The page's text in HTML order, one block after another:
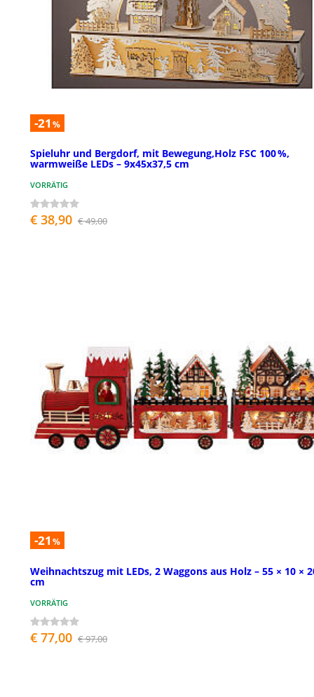
-21 %
Spieluhr und Bergdorf, mit Bewegung,Holz FSC 100 %,
warmweiße LEDs – 9x45x37,5 cm
VORRÄTIG
€ 38,90 € 49,00
-21 %
Weihnachtszug mit LEDs, 2 Waggons aus Holz – 55 × 10 ×
cm
VORRÄTIG
€ 77,00 € 97,00